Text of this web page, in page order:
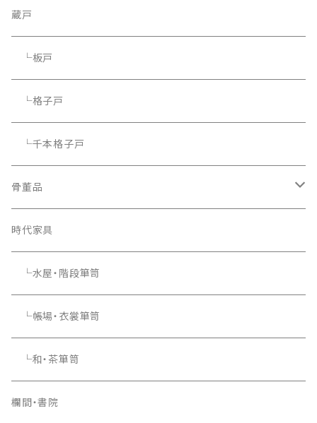
蔵戸
└板戸
└格子戸
└千本格子戸
骨董品
骨董品
時代家具
└水屋・階段箪笥
└帳場・衣裳箪笥
└和・茶箪笥
欄間・書院